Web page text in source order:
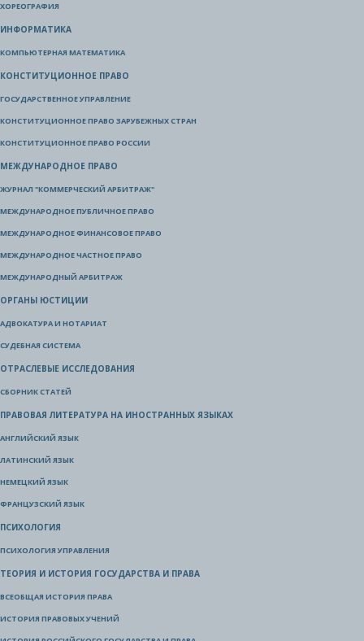
ХОРЕОГРАФИЯ
ИНФОРМАТИКА
КОМПЬЮТЕРНАЯ МАТЕМАТИКА
КОНСТИТУЦИОННОЕ ПРАВО
ГОСУДАРСТВЕННОЕ УПРАВЛЕНИЕ
КОНСТИТУЦИОННОЕ ПРАВО ЗАРУБЕЖНЫХ СТРАН
КОНСТИТУЦИОННОЕ ПРАВО РОССИИ
МЕЖДУНАРОДНОЕ ПРАВО
ЖУРНАЛ "КОММЕРЧЕСКИЙ АРБИТРАЖ"
МЕЖДУНАРОДНОЕ ПУБЛИЧНОЕ ПРАВО
МЕЖДУНАРОДНОЕ ФИНАНСОВОЕ ПРАВО
МЕЖДУНАРОДНОЕ ЧАСТНОЕ ПРАВО
МЕЖДУНАРОДНЫЙ АРБИТРАЖ
ОРГАНЫ ЮСТИЦИИ
АДВОКАТУРА И НОТАРИАТ
СУДЕБНАЯ СИСТЕМА
ОТРАСЛЕВЫЕ ИССЛЕДОВАНИЯ
СБОРНИК СТАТЕЙ
ПРАВОВАЯ ЛИТЕРАТУРА НА ИНОСТРАННЫХ ЯЗЫКАХ
АНГЛИЙСКИЙ ЯЗЫК
ЛАТИНСКИЙ ЯЗЫК
НЕМЕЦКИЙ ЯЗЫК
ФРАНЦУЗСКИЙ ЯЗЫК
ПСИХОЛОГИЯ
ПСИХОЛОГИЯ УПРАВЛЕНИЯ
ТЕОРИЯ И ИСТОРИЯ ГОСУДАРСТВА И ПРАВА
ВСЕОБЩАЯ ИСТОРИЯ ПРАВА
ИСТОРИЯ ПРАВОВЫХ УЧЕНИЙ